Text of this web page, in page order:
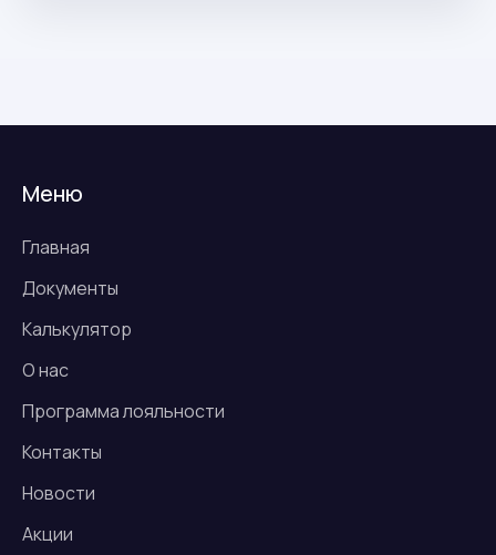
Меню
Главная
Документы
Калькулятор
О нас
Программа лояльности
Контакты
Новости
Акции